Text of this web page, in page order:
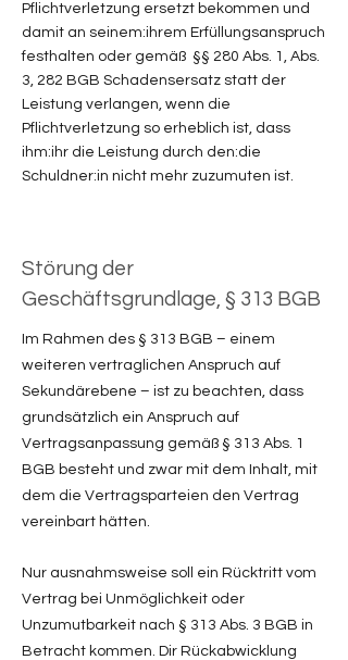
Pflichtverletzung ersetzt bekommen und
damit an seinem:ihrem Erfüllungsanspruch
festhalten oder gemäß §§ 280 Abs. 1, Abs.
3, 282 BGB Schadensersatz statt der
Leistung verlangen, wenn die
Pflichtverletzung so erheblich ist, dass
ihm:ihr die Leistung durch den:die
Schuldner:in nicht mehr zuzumuten ist.
Störung der
Geschäftsgrundlage, § 313 BGB
Im Rahmen des § 313 BGB – einem
weiteren vertraglichen Anspruch auf
Sekundärebene – ist zu beachten, dass
grundsätzlich ein Anspruch auf
Vertragsanpassung gemäß § 313 Abs. 1
BGB besteht und zwar mit dem Inhalt, mit
dem die Vertragsparteien den Vertrag
vereinbart hätten.
Nur ausnahmsweise soll ein Rücktritt vom
Vertrag bei Unmöglichkeit oder
Unzumutbarkeit nach § 313 Abs. 3 BGB in
Betracht kommen. Dir Rückabwicklung